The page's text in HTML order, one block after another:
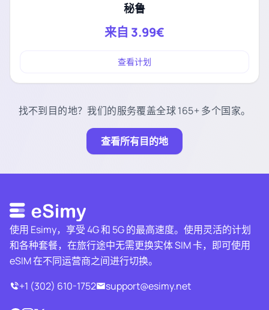
秘鲁
来自 3.99€
查看计划
找不到目的地？我们的服务覆盖全球 165+ 多个国家。
查看所有目的地
使用 Esimy，享受 4G 和 5G 的最高速度。使用灵活的计划
和各种套餐，在旅行途中无需更换实体 SIM 卡，即可使用
eSIM 在不同运营商之间进行切换。
+1 (302) 610-1752
support@esimy.net